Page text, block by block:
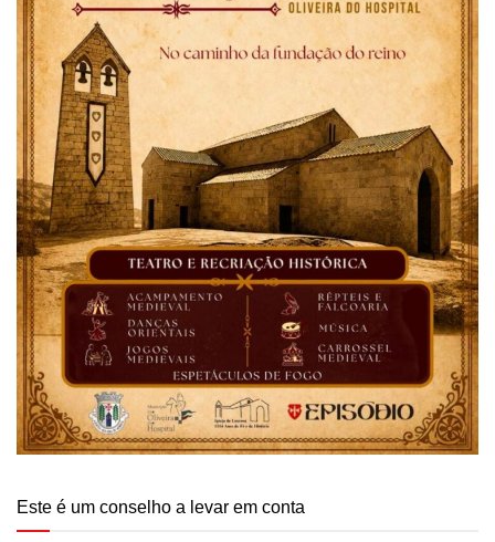
Este é um conselho a levar em conta